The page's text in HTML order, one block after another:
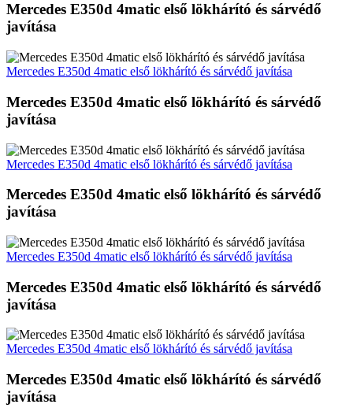
Mercedes E350d 4matic első lökhárító és sárvédő
javítása
Mercedes E350d 4matic első lökhárító és sárvédő javítása
Mercedes E350d 4matic első lökhárító és sárvédő
javítása
Mercedes E350d 4matic első lökhárító és sárvédő javítása
Mercedes E350d 4matic első lökhárító és sárvédő
javítása
Mercedes E350d 4matic első lökhárító és sárvédő javítása
Mercedes E350d 4matic első lökhárító és sárvédő
javítása
Mercedes E350d 4matic első lökhárító és sárvédő javítása
Mercedes E350d 4matic első lökhárító és sárvédő
javítása